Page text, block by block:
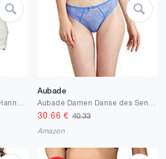
Aubade
30.66 € 40.33
Amazon